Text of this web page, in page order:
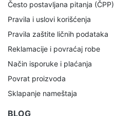
Često postavljana pitanja (ČPP)
Pravila i uslovi korišćenja
Pravila zaštite ličnih podataka
Reklamacije i povraćaj robe
Način isporuke i plaćanja
Povrat proizvoda
Sklapanje nameštaja
BLOG